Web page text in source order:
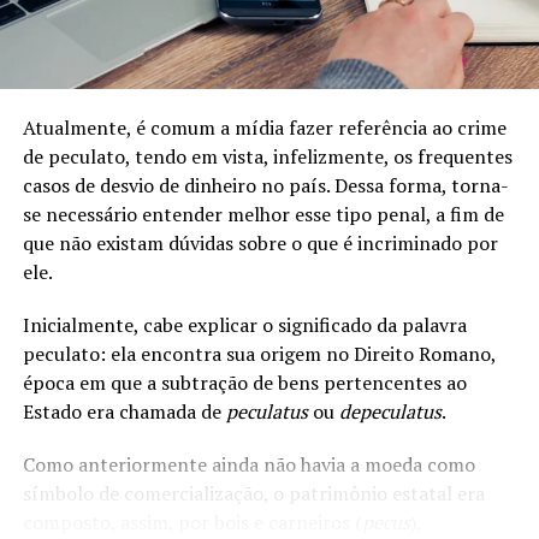
passasse a trabalhar como pedreiro.
baseada no gênero que lhe
cause morte, lesão,
sofrimento físico, sexual ou
psicológico e dano moral ou
patrimonial:
I – no âmbito da unidade
doméstica, compreendida
como o espaço de convívio
permanente de pessoas,
com ou sem vínculo
familiar, inclusive as
esporadicamente
Atualmente, é comum a mídia fazer referência ao crime
de peculato, tendo em vista, infelizmente, os frequentes
casos de desvio de dinheiro no país. Dessa forma, torna-
se necessário entender melhor esse tipo penal, a fim de
que não existam dúvidas sobre o que é incriminado por
ele.
Inicialmente, cabe explicar o significado da palavra
peculato: ela encontra sua origem no Direito Romano,
época em que a subtração de bens pertencentes ao
Estado era chamada de peculatusou depeculatus.
Como anteriormente ainda não havia a moeda como
símbolo de comercialização, o patrimônio estatal era